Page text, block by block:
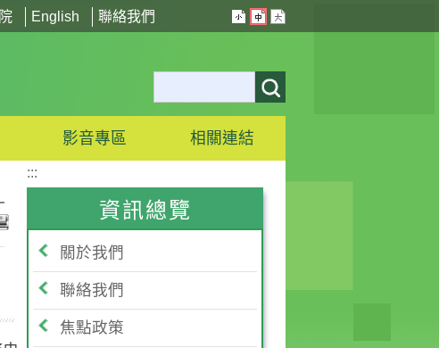
English 聯絡我們
影音專區 相關連結
:::
資訊總覽
關於我們
聯絡我們
焦點政策